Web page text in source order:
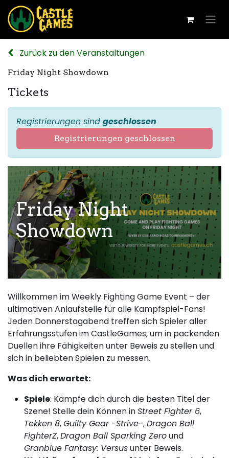
Zurück zu den Veranstaltungen
Friday Night Showdown
Tickets
Registrierungen sind geschlossen
Registrierungen geschlossen
Friday Night
Showdown
Willkommen im Weekly Fighting Game Event – der
ultimativen Anlaufstelle für alle Kampfspiel-Fans!
Jeden Donnerstagabend treffen sich Spieler aller
Erfahrungsstufen im CastleGames, um in packenden
Duellen ihre Fähigkeiten unter Beweis zu stellen und
sich in beliebten Spielen zu messen.
Was dich erwartet:
Spiele: Kämpfe dich durch die besten Titel der
Szene! Stelle dein Können inStreet Fighter 6,
Tekken 8,Guilty Gear -Strive-,Dragon Ball
FighterZ,Dragon Ball Sparking Zeround
Granblue Fantasy: Versusunter Beweis.